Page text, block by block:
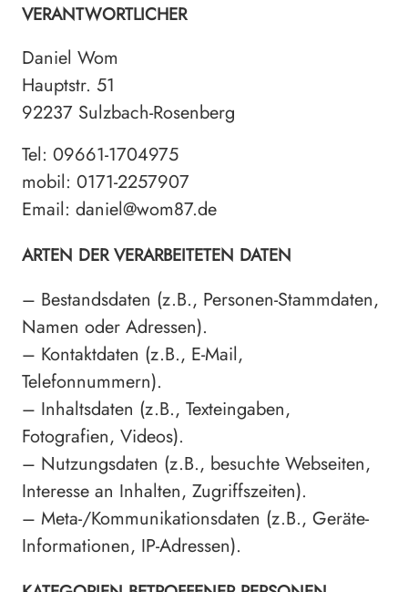
VERANTWORTLICHER
Daniel Wom
Hauptstr. 51
92237 Sulzbach-Rosenberg
Tel: 09661-1704975
mobil: 0171-2257907
Email: daniel@wom87.de
ARTEN DER VERARBEITETEN DATEN
– Bestandsdaten (z.B., Personen-Stammdaten,
Namen oder Adressen).
– Kontaktdaten (z.B., E-Mail,
Telefonnummern).
– Inhaltsdaten (z.B., Texteingaben,
Fotografien, Videos).
– Nutzungsdaten (z.B., besuchte Webseiten,
Interesse an Inhalten, Zugriffszeiten).
– Meta-/Kommunikationsdaten (z.B., Geräte-
Informationen, IP-Adressen).